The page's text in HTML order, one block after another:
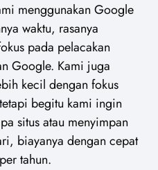
menggunakan Google
waktu, rasanya
pada pelacakan
Google. Kami juga
kecil dengan fokus
begitu kami ingin
situs atau menyimpan
biayanya dengan cepat
tahun.